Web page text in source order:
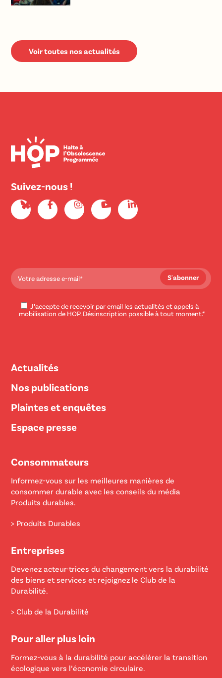
Voir toutes nos actualités
Suivez-nous !
J’accepte de recevoir par email les actualités et appels à
mobilisation de HOP. Désinscription possible à tout moment.*
Actualités
Nos publications
Plaintes et enquêtes
Espace presse
Consommateurs
Informez-vous sur les meilleures manières de
consommer durable avec les conseils du média
Produits durables.
> Produits Durables
Entreprises
Devenez acteur·trices du changement vers la durabilité
des biens et services et rejoignez le Club de la
Durabilité.
> Club de la Durabilité
Pour aller plus loin
Formez-vous à la durabilité pour accélérer la transition
écologique vers l’économie circulaire.